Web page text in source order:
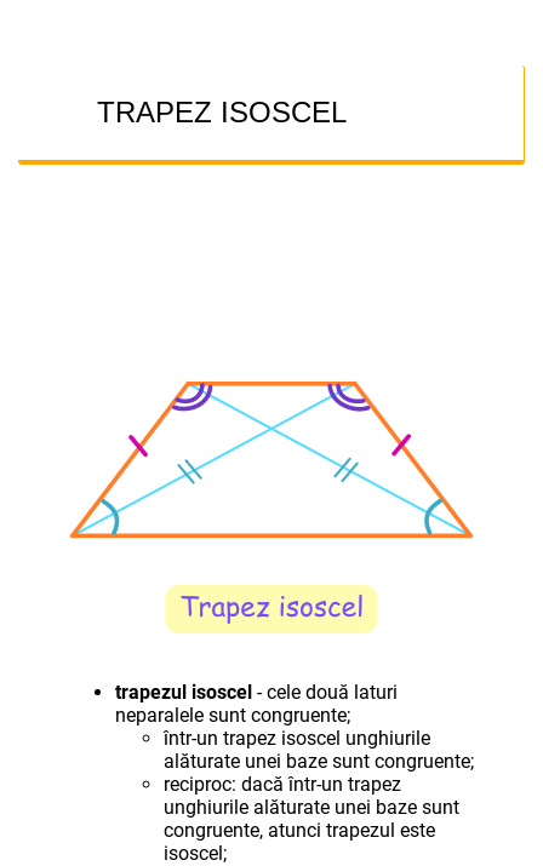
TRAPEZ ISOSCEL
trapezul isoscel - cele două laturi
neparalele sunt congruente;
într-un trapez isoscel unghiurile
alăturate unei baze sunt congruente;
reciproc: dacă într-un trapez
unghiurile alăturate unei baze sunt
congruente, atunci trapezul este
isoscel;